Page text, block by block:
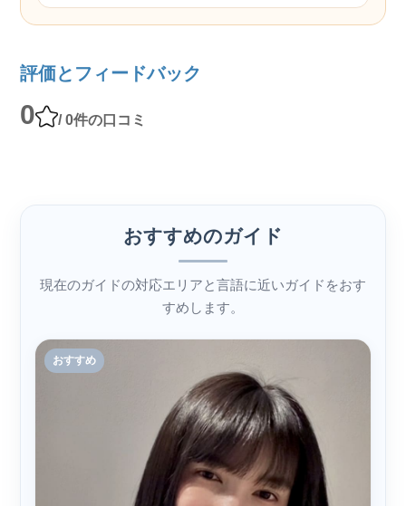
評価とフィードバック
0 / 0件の口コミ
おすすめのガイド
現在のガイドの対応エリアと言語に近いガイドをおす
すめします。
おすすめ